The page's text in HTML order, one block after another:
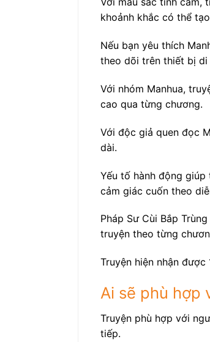
khoảnh khắc có thể
Nếu bạn yêu thích
theo dõi trên thiết bị di
Với nhóm Manhua,
cao qua từng chương.
Với độc giả quen đọc
dài.
Yếu tố hành động
cảm giác cuốn theo
Pháp Sư Cùi Bắp
truyện theo từng
Truyện hiện nhận
Ai sẽ phù hợp
Truyện phù hợp với
tiếp.